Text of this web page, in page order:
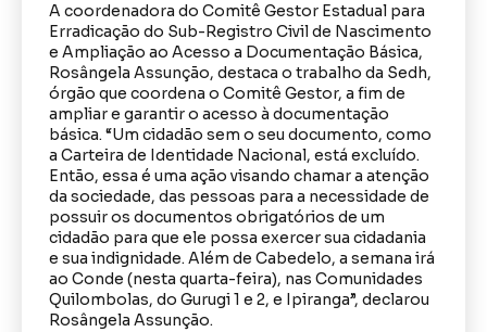
A coordenadora do Comitê Gestor Estadual para
Erradicação do Sub-Registro Civil de Nascimento
e Ampliação ao Acesso a Documentação Básica,
Rosângela Assunção, destaca o trabalho da Sedh,
órgão que coordena o Comitê Gestor, a fim de
ampliar e garantir o acesso à documentação
básica. “Um cidadão sem o seu documento, como
a Carteira de Identidade Nacional, está excluído.
Então, essa é uma ação visando chamar a atenção
da sociedade, das pessoas para a necessidade de
possuir os documentos obrigatórios de um
cidadão para que ele possa exercer sua cidadania
e sua indignidade. Além de Cabedelo, a semana irá
ao Conde (nesta quarta-feira), nas Comunidades
Quilombolas, do Gurugi 1 e 2, e Ipiranga”, declarou
Rosângela Assunção.